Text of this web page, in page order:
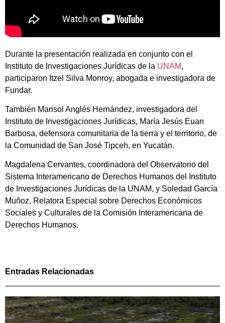
Durante la presentación realizada en conjunto con el
Instituto de Investigaciones Jurídicas de la UNAM,
participaron Itzel Silva Monroy, abogada e investigadora de
Fundar.
También Marisol Anglés Hernández, investigadora del
Instituto de Investigaciones Jurídicas, María Jesús Euan
Barbosa, defensora comunitaria de la tierra y el territorio, de
la Comunidad de San José Tipceh, en Yucatán.
Magdalena Cervantes, coordinadora del Observatorio del
Sistema Interamericano de Derechos Humanos del Instituto
de Investigaciones Jurídicas de la UNAM, y Soledad García
Muñoz, Relatora Especial sobre Derechos Económicos
Sociales y Culturales de la Comisión Interamericana de
Derechos Humanos.
Entradas Relacionadas